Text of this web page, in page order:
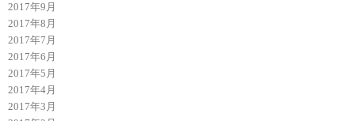
2017年9月
2017年8月
2017年7月
2017年6月
2017年5月
2017年4月
2017年3月